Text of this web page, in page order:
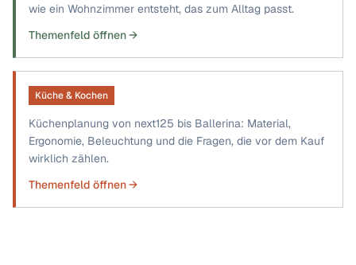
wie ein Wohnzimmer entsteht, das zum Alltag passt.
Themenfeld öffnen →
Küche & Kochen
Küchenplanung von next125 bis Ballerina: Material,
Ergonomie, Beleuchtung und die Fragen, die vor dem Kauf
wirklich zählen.
Themenfeld öffnen →